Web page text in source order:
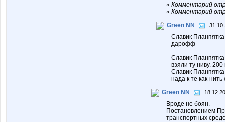
« Комментарий
« Комментарий
Green NN
Славик
дарофф
Славик
взяли ту ниву.
Славик
нада к те как-
Green NN
Вроде не боян.
Постановлением
транспортных